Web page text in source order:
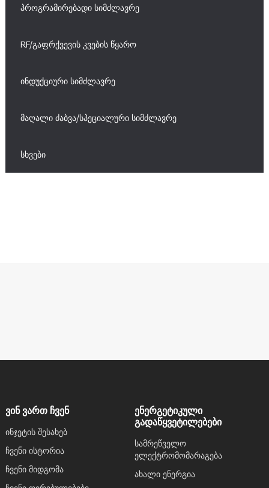
პროგრამირებადი სიმძლავრე
RF/გაფრქვევის კვების წყარო
ინდუქციური სიმძლავრე
მაღალი ძაბვა/სპეციალური სიმძლავრე
სხვები
ვინ ვართ ჩვენ
Ინჯეტის Შესახებ
Ჩვენი Ისტორია
Ჩვენი Მიდგომა
ენერგეტიკული
გადაწყვეტილებები
Სამრეწველო
Ელექტრომომარაგება
Ახალი Ენერგია